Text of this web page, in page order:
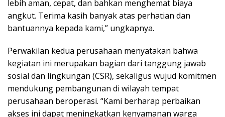
lebih aman, cepat, dan bahkan menghemat biaya
angkut. Terima kasih banyak atas perhatian dan
bantuannya kepada kami,” ungkapnya.
Perwakilan kedua perusahaan menyatakan bahwa
kegiatan ini merupakan bagian dari tanggung jawab
sosial dan lingkungan (CSR), sekaligus wujud komitmen
mendukung pembangunan di wilayah tempat
perusahaan beroperasi. “Kami berharap perbaikan
akses ini dapat meningkatkan kenyamanan warga